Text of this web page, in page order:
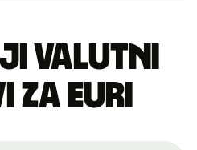
valutni
za euri